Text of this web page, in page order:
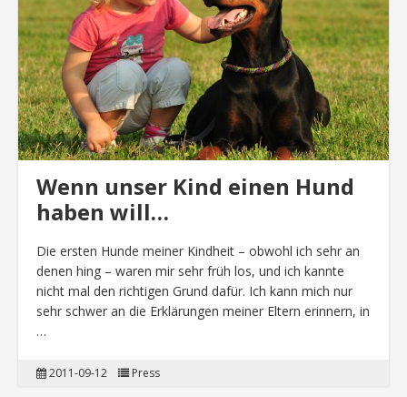
Wenn unser Kind einen Hund
haben will…
Die ersten Hunde meiner Kindheit – obwohl ich sehr an
denen hing – waren mir sehr früh los, und ich kannte
nicht mal den richtigen Grund dafür. Ich kann mich nur
sehr schwer an die Erklärungen meiner Eltern erinnern, in
…
2011-09-12 Press